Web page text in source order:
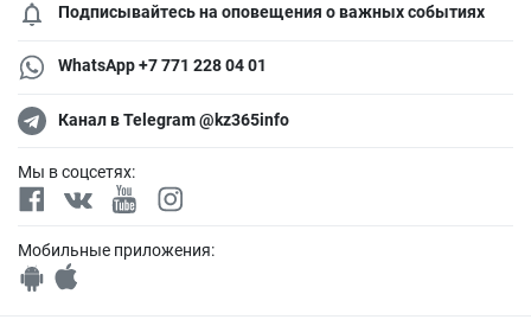
Подписывайтесь на оповещения о важных событиях
WhatsApp +7 771 228 04 01
Канал в Telegram @kz365info
Мы в соцсетях:
Мобильные приложения: